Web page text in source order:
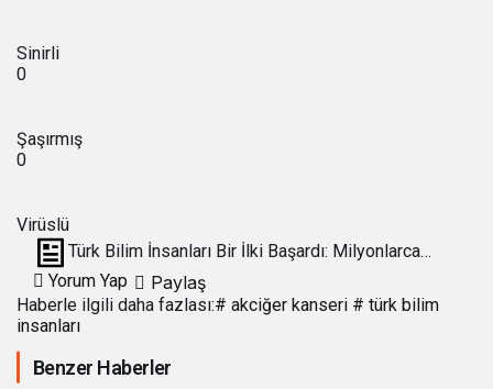
Sinirli
0
Şaşırmış
0
Virüslü
Türk Bilim İnsanları Bir İlki Başardı: Milyonlarca
İnsanın Hayatı Kurtulacak!
Yorum Yap Paylaş
Haberle ilgili daha fazlası:# akciğer kanseri # türk bilim
insanları
Benzer Haberler